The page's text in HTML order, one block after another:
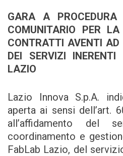
GARA A
COMUNITARIO PER
CONTRATTI AVENTI
DEI SERVIZI
LAZIO
Lazio Innova S.p.A.
aperta ai sensi dell’art.
all’affidamento del
coordinamento e
FabLab Lazio, del